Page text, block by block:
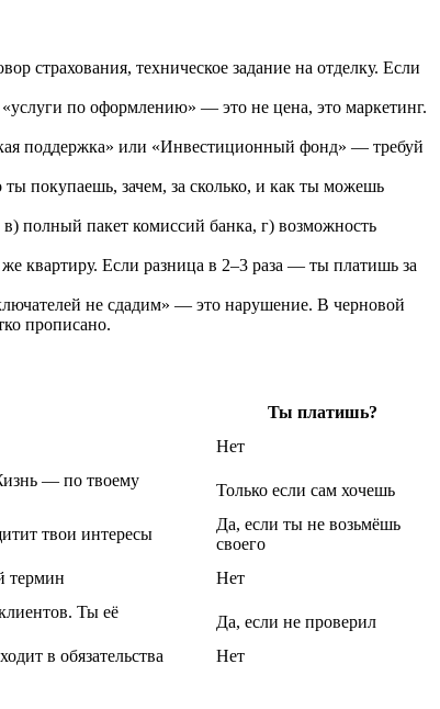
страхования, техническое задание на отделку. Если
по оформлению» — это не цена, это маркетинг.
поддержка» или «Инвестиционный фонд» — требуй
покупаешь, зачем, за сколько, и как ты можешь
полный пакет комиссий банка, г) возможность
квартиру. Если разница в 2–3 раза — ты платишь за
не сдадим» — это нарушение. В черновой
прописано.
Ты платишь?
Нет
— по твоему
Только если сам хочешь
твои интересы
Да, если ты не возьмёшь
своего
термин
Нет
Ты её
Да, если не проверил
в обязательства Нет